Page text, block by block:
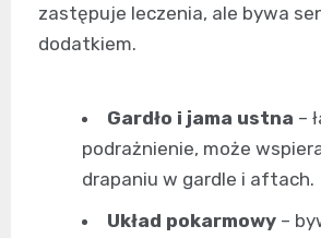
zastępuje leczenia, ale bywa
dodatkiem.
Gardło i jama ustna –
podrażnienie, może
drapaniu w gardle i aftach.
Układ pokarmowy –